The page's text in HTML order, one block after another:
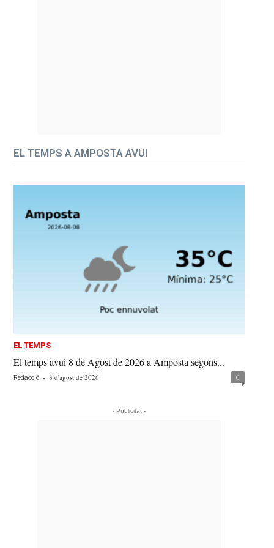
EL TEMPS A AMPOSTA AVUI
EL TEMPS
El temps avui 8 de Agost de 2026 a Amposta segons...
Redacció - 8 d'agost de 2026 0
- Publicitat -